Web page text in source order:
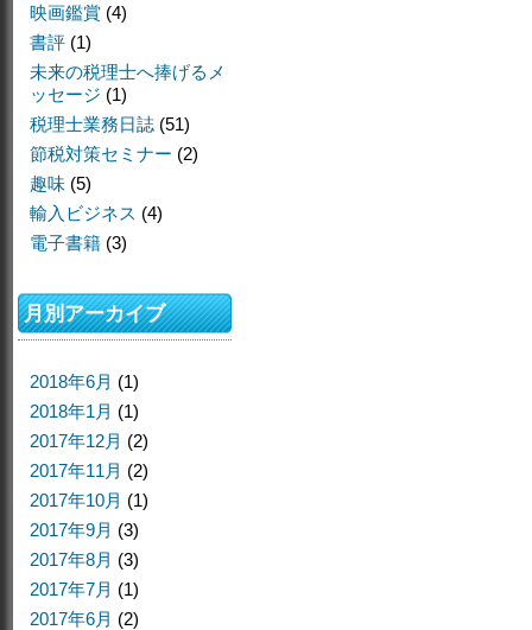
映画鑑賞 (4)
書評 (1)
未来の税理士へ捧げるメ
ッセージ (1)
税理士業務日誌 (51)
節税対策セミナー (2)
趣味 (5)
輸入ビジネス (4)
電子書籍 (3)
月別アーカイブ
2018年6月 (1)
2018年1月 (1)
2017年12月 (2)
2017年11月 (2)
2017年10月 (1)
2017年9月 (3)
2017年8月 (3)
2017年7月 (1)
2017年6月 (2)